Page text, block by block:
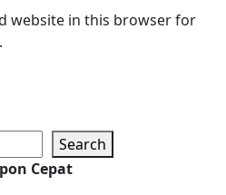
website in this browser for
Search
Cepat